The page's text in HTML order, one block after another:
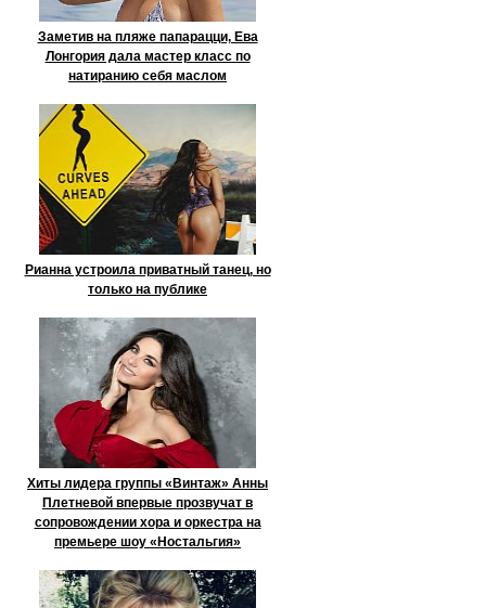
Заметив на пляже папарацци, Ева
Лонгория дала мастер класс по
натиранию себя маслом
Рианна устроила приватный танец, но
только на публике
Хиты лидера группы «Винтаж» Анны
Плетневой впервые прозвучат в
сопровождении хора и оркестра на
премьере шоу «Ностальгия»